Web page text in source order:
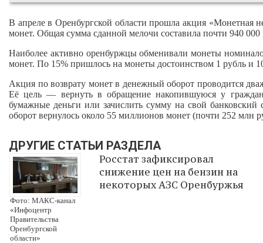
В апреле в Оренбургской области прошла акция «Монетная
монет. Общая сумма сданной мелочи составила почти 940 000
Наиболее активно оренбуржцы обменивали монеты
монет. По 15% пришлось на монеты достоинством 1 рубль и
Акция по возврату монет в денежный оборот проводится
Её цель — вернуть в обращение накопившуюся у
бумажные деньги или зачислить сумму на свой
оборот вернулось около 55 миллионов монет (почти 252 млн
ДРУГИЕ СТАТЬИ РАЗДЕЛА
Фото: МАКС-канал
«Инфоцентр
Правительства
Оренбургской
области»
Росстат зафиксировал
снижение цен на бензин на
некоторых АЗС Оренбуржья